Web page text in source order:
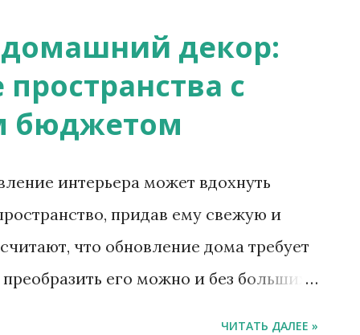
раскрыть своего
мебель: вдохните новую
приятных способов обновить
комод в модный кухонный
чемодан в уникальный
воображение и несколько простых
потрясающие акценты,
декор:
с
бюджетом
интерьера может вдохнуть
придав ему свежую и
что обновление дома требует
его можно и без больших
ЧИТАТЬ ДАЛЕЕ »